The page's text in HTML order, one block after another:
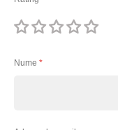
stea
stele
stele
stele
stele
Nume